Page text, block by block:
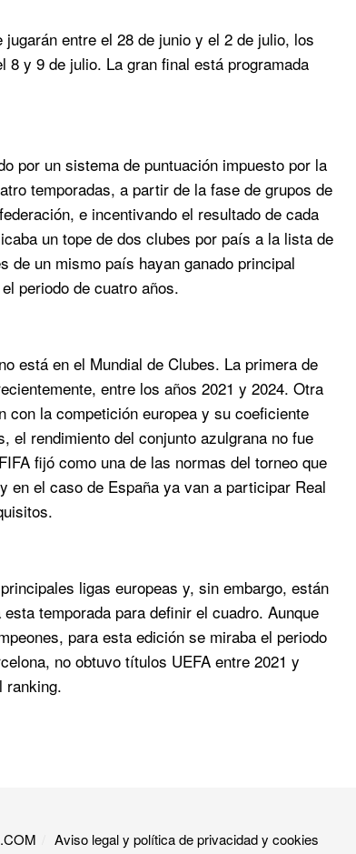
entre el 28 de junio y el 2 de julio, los
y 9 de julio. La gran final está programada
por un sistema de puntuación impuesto por la
temporadas, a partir de la fase de grupos de
e incentivando el resultado de cada
un tope de dos clubes por país a la lista de
de un mismo país hayan ganado principal
periodo de cuatro años.
está en el Mundial de Clubes. La primera de
entre los años 2021 y 2024. Otra
con la competición europea y su coeficiente
el rendimiento del conjunto azulgrana no fue
fijó como una de las normas del torneo que
en el caso de España ya van a participar Real
ligas europeas y, sin embargo, están
temporada para definir el cuadro. Aunque
para esta edición se miraba el periodo
no obtuvo títulos UEFA entre 2021 y
ranking.
Aviso legal y política de privacidad y cookies​